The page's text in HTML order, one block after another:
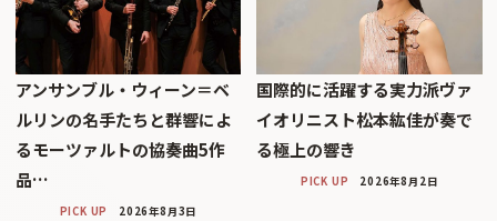
アンサンブル・ウィーン＝ベ
ルリンの名手たちと群響によ
るモーツァルトの協奏曲5作
品…
PICK UP 2026年8月3日
国際的に活躍する実力派ヴァ
イオリニスト松本紘佳が奏で
る極上の響き
PICK UP 2026年8月2日